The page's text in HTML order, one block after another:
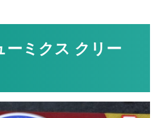
ーミクス クリー